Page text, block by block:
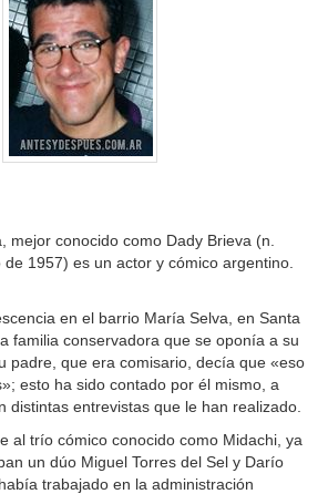
mejor conocido como Dady Brieva (n.
1957) es un actor y cómico argentino.
en el barrio María Selva, en Santa
familia conservadora que se oponía a su
padre, que era comisario, decía que «eso
esto ha sido contado por él mismo, a
distintas entrevistas que le han realizado.
al trío cómico conocido como Midachi, ya
un dúo Miguel Torres del Sel y Darío
trabajado en la administración